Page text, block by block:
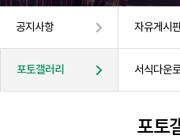
공지사항 자유게시
포토갤러리 서식다운
포토